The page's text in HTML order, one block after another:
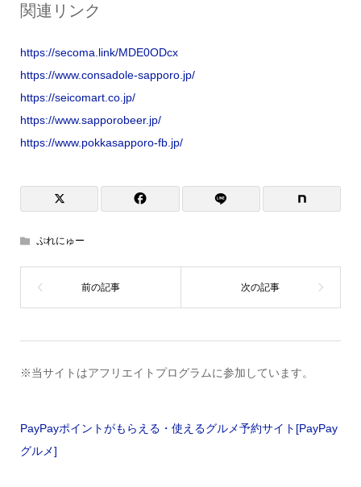
関連リンク
https://secoma.link/MDE0ODcx
https://www.consadole-sapporo.jp/
https://seicomart.co.jp/
https://www.sapporobeer.jp/
https://www.pokkasapporo-fb.jp/
ぷれにゅー
※当サイトはアフリエイトプログラムに参加しています。
PayPayポイントがもらえる・使えるグルメ予約サイト[PayPay
グルメ]